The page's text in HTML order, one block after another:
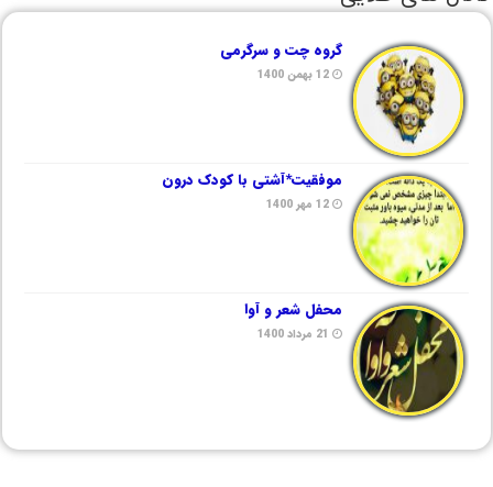
گروه چت و سرگرمی
12 بهمن 1400
موفقیت*آشتی با کودک درون
12 مهر 1400
محفل شعر و آوا
21 مرداد 1400